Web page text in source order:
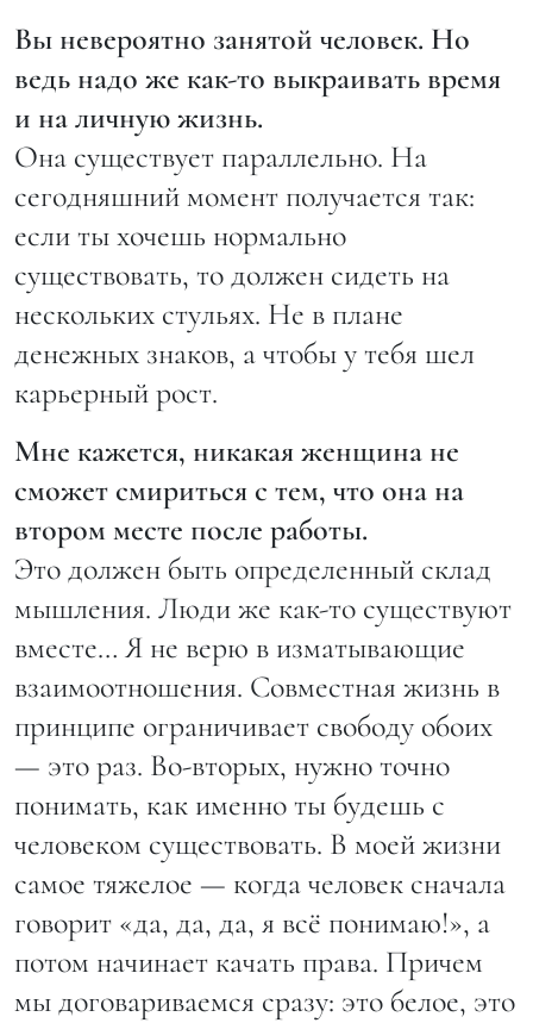
Вы невероятно занятой человек. Но
ведь надо же как-то выкраивать время
и на личную жизнь.
Она существует параллельно. На
сегодняшний момент получается так:
если ты хочешь нормально
существовать, то должен сидеть на
нескольких стульях. Не в плане
денежных знаков, а чтобы у тебя шел
карьерный рост.
Мне кажется, никакая женщина не
сможет смириться с тем, что она на
втором месте после работы.
Это должен быть определенный склад
мышления. Люди же как-то существуют
вместе… Я не верю в изматывающие
взаимоотношения. Совместная жизнь в
принципе ограничивает свободу обоих
— это раз. Во-вторых, нужно точно
понимать, как именно ты будешь с
человеком существовать. В моей жизни
самое тяжелое — когда человек сначала
говорит «да, да, да, я всё понимаю!», а
потом начинает качать права. Причем
мы договариваемся сразу: это белое, это